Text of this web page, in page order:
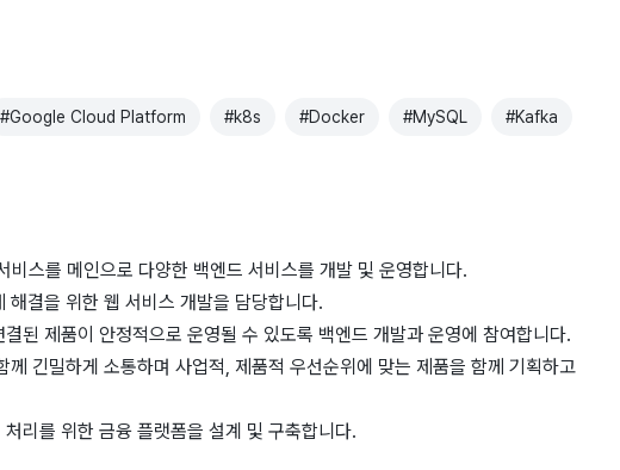
#Google Cloud Platform #k8s #Docker #MySQL #Kafka
비스를 메인으로 다양한 백엔드 서비스를 개발 및 운영합니다.
해결을 위한 웹 서비스 개발을 담당합니다.
된 제품이 안정적으로 운영될 수 있도록 백엔드 개발과 운영에 참여합니다.
긴밀하게 소통하며 사업적, 제품적 우선순위에 맞는 제품을 함께 기획하고
리를 위한 금융 플랫폼을 설계 및 구축합니다.